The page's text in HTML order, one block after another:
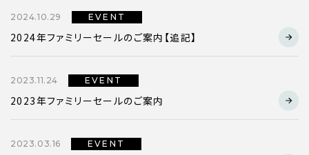
Recruit
採用情報
Contact
お問い合わせ
Online Store
2024.10.29 EVENT
2024年ファミリーセールのご案内【追記】
2023.11.24 EVENT
2023年ファミリーセールのご案内
2023.03.16 EVENT